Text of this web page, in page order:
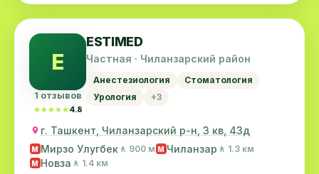
E
1 отзывов
★★★★★
★★★★★ 4.8
ESTIMED
Частная · Чиланзарский район
Анестезиология
Стоматология
Урология
+3
г. Ташкент, Чиланзарский р-н, 3 кв, 43д
M Мирзо Улугбек 🚶 900 м M Чиланзар 🚶 1.3 км
M Новза 🚶 1.4 км